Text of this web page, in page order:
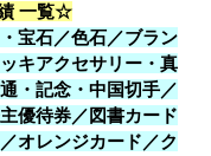
一覧☆
宝石／色石／ブラン
キアクセサリー・真
・記念・中国切手／
優待券／図書カード
オレンジカード／ク